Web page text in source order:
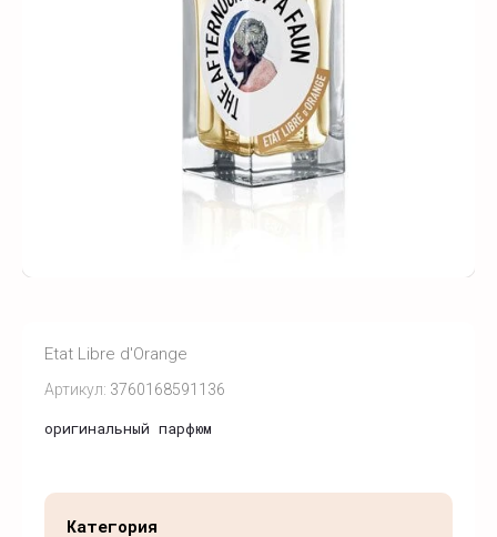
Артикул: 3760168591136
Etat Libre d'Orange
оригинальный парфюм
Категория